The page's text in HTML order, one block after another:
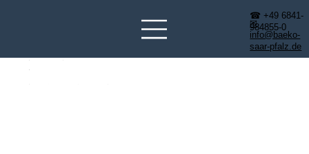
☎ +49 6841-
984855-0
✉
info@baeko-
saar-pfalz.de